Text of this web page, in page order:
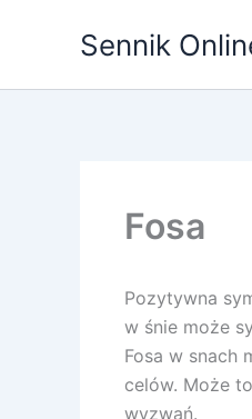
Sennik
Fosa
Pozytywna
w śnie może
Fosa w snach
celów. Może
wyzwań.